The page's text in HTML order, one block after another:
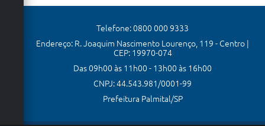
Telefone: 0800 000 9333
Endereço: R. Joaquim Nascimento Lourenço, 119 - Centro |
CEP: 19970-074
Das 09h00 às 11h00 - 13h00 às 16h00
CNPJ: 44.543.981/0001-99
Prefeitura Palmital/SP